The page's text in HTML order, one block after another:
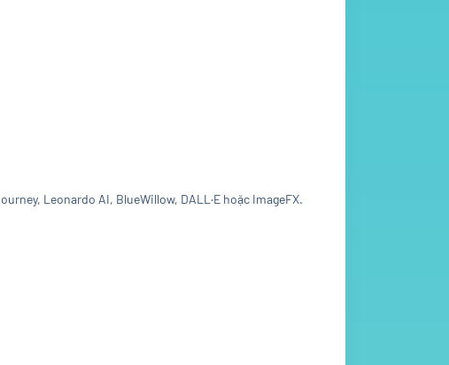
Leonardo AI, BlueWillow, DALL·E hoặc ImageFX.